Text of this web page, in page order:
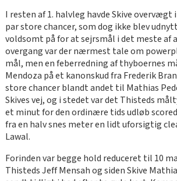
I resten af 1. halvleg havde Skive
par store chancer, som dog ikke blev
voldsomt på for at sejrsmål i det meste af
overgang var der nærmest tale om
mål, men en feberredning af thyboernes
Mendoza på et kanonskud fra Frederik
store chancer blandt andet til Mathias
Skives vej, og i stedet var det Thisteds
et minut for den ordinære tids udløb
fra en halv snes meter en lidt uforsigtig
Lawal.
Forinden var begge hold reduceret til 10
Thisteds Jeff Mensah og siden Skive